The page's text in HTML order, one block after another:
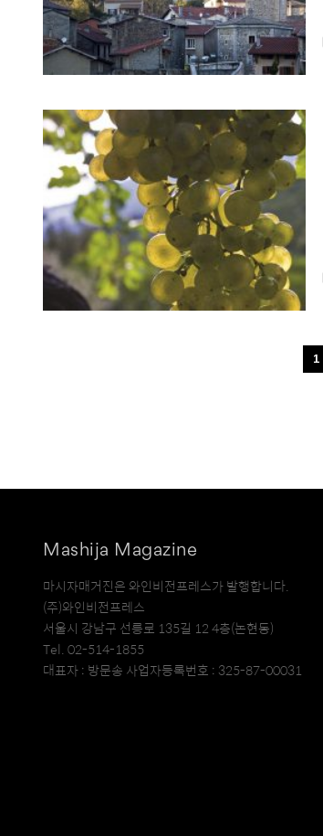
1
Mashija Magazine
마시자매거진은 와인비전프레스가 발행합니다.
(주)와인비전프레스
서울시 강남구 선릉로 135길 12 4층(논현동)
Tel. 02-514-1855
대표자 : 방문송 사업자등록번호 : 325-87-00031